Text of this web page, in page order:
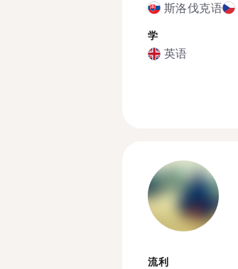
斯洛伐克语
学
英语
流利